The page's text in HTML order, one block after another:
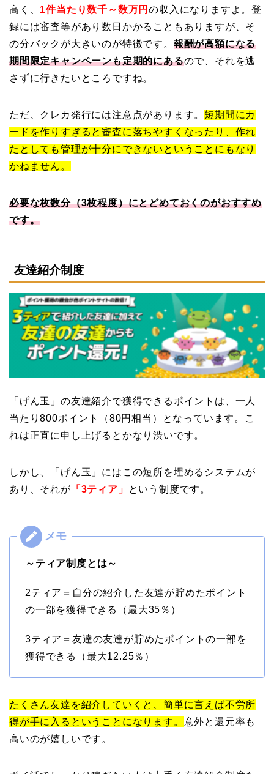
高く、 1件当たり数千～数万円の収入になりますよ。登
録には審査等があり数日かかることもありますが、そ
の分バックが大きいのが特徴です。 報酬が高額になる
期間限定キャンペーンも定期的にあるので、それを逃
さずに行きたいところですね。
ただ、クレカ発行には注意点があります。短期間にカ
ードを作りすぎると審査に落ちやすくなったり、作れ
たとしても管理が十分にできないということにもなり
かねません。
必要な枚数分（3枚程度）にとどめておくのがおすすめ
です。
友達紹介制度
「げん玉」の友達紹介で獲得できるポイントは、一人
当たり800ポイント（80円相当）となっています。こ
れは正直に申し上げるとかなり渋いです。
しかし、「げん玉」にはこの短所を埋めるシステムが
あり、それが 「3ティア」 という制度です。
～ティア制度とは～
2ティア＝自分の紹介した友達が貯めたポイント
の一部を獲得できる（最大35％）
3ティア＝友達の友達が貯めたポイントの一部を
獲得できる（最大12.25％）
たくさん友達を紹介していくと、簡単に言えば不労所
得が手に入るということになります。 意外と還元率も
高いのが嬉しいです。